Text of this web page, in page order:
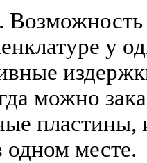
у
можно
пластины,
одном месте.